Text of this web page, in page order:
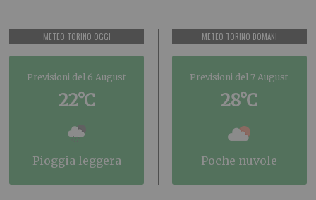
METEO TORINO OGGI
Previsioni del 6 August
22°C
pioggia leggera
METEO TORINO DOMANI
Previsioni del 7 August
28°C
poche nuvole